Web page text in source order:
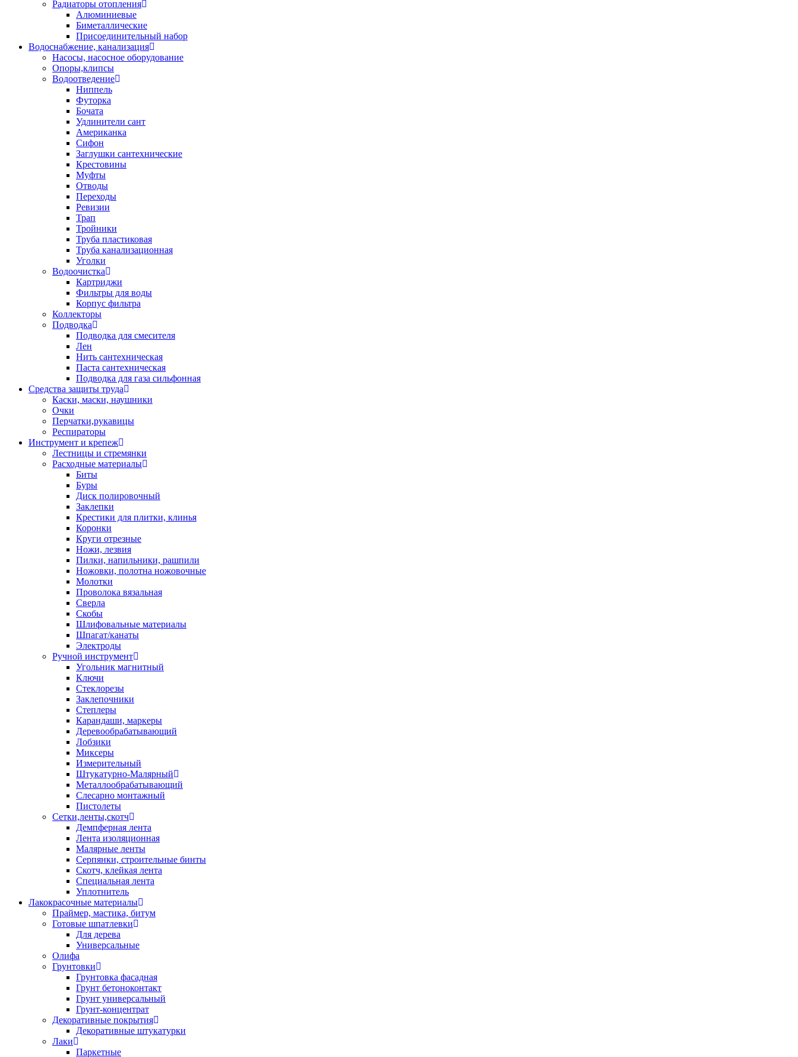
Радиаторы отопления
Алюминиевые
Биметаллические
Присоединительный набор
Водоснабжение, канализация
Насосы, насосное оборудование
Опоры,клипсы
Водоотведение
Ниппель
Футорка
Бочата
Удлинители сант
Американка
Сифон
Заглушки сантехнические
Крестовины
Муфты
Отводы
Переходы
Ревизии
Трап
Тройники
Труба пластиковая
Труба канализационная
Уголки
Водоочистка
Картриджи
Фильтры для воды
Корпус фильтра
Коллекторы
Подводка
Подводка для смесителя
Лен
Нить сантехническая
Паста сантехническая
Подводка для газа сильфонная
Средства защиты труда
Каски, маски, наушники
Очки
Перчатки,рукавицы
Респираторы
Инструмент и крепеж
Лестницы и стремянки
Расходные материалы
Биты
Буры
Диск полировочный
Заклепки
Крестики для плитки, клинья
Коронки
Круги отрезные
Ножи, лезвия
Пилки, напильники, рашпили
Ножовки, полотна ножовочные
Молотки
Проволока вязальная
Сверла
Скобы
Шлифовальные материалы
Шпагат/канаты
Электроды
Ручной инструмент
Угольник магнитный
Ключи
Стеклорезы
Заклепочники
Степлеры
Карандаши, маркеры
Деревообрабатывающий
Лобзики
Миксеры
Измерительный
Штукатурно-Малярный
Металлообрабатывающий
Слесарно монтажный
Пистолеты
Сетки,ленты,скотч
Демпферная лента
Лента изоляционная
Малярные ленты
Серпянки, строительные бинты
Скотч, клейкая лента
Специальная лента
Уплотнитель
Лакокрасочные материалы
Праймер, мастика, битум
Готовые шпатлевки
Для дерева
Универсальные
Олифа
Грунтовки
Грунтовка фасадная
Грунт бетоноконтакт
Грунт универсальный
Грунт-концентрат
Декоративные покрытия
Декоративные штукатурки
Лаки
Паркетные